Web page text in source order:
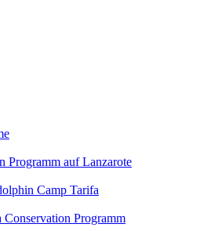
Programm auf Lanzarote
Camp Tarifa
Conservation Programm